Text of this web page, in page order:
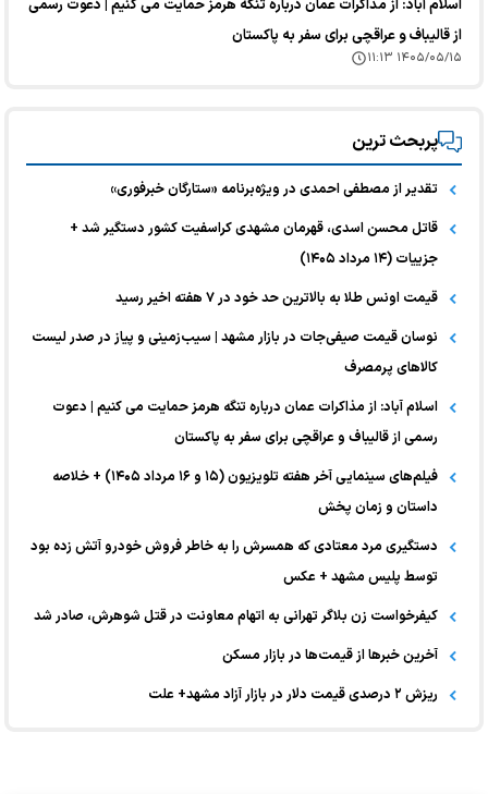
اسلام آباد: از مذاکرات عمان درباره تنگه هرمز حمایت می کنیم | دعوت رسمی
از قالیباف و عراقچی برای سفر به پاکستان
۱۴۰۵/۰۵/۱۵ ۱۱:۱۳
پربحث ترین
تقدیر از مصطفی احمدی در ویژه‌برنامه «ستارگان خبرفوری»
قاتل محسن اسدی، قهرمان مشهدی کراسفیت کشور دستگیر شد +
جزییات (۱۴ مرداد ۱۴۰۵)
قیمت اونس طلا به بالاترین حد خود در ۷ هفته اخیر رسید
نوسان قیمت صیفی‌جات در بازار مشهد | سیب‌زمینی و پیاز در صدر لیست
کالا‌های پرمصرف
اسلام آباد: از مذاکرات عمان درباره تنگه هرمز حمایت می کنیم | دعوت
رسمی از قالیباف و عراقچی برای سفر به پاکستان
فیلم‌های سینمایی آخر هفته تلویزیون (۱۵ و ۱۶ مرداد ۱۴۰۵) + خلاصه
داستان و زمان پخش
دستگیری مرد معتادی که همسرش را به خاطر فروش خودرو آتش زده بود
توسط پلیس مشهد + عکس
کیفرخواست زن بلاگر تهرانی به اتهام معاونت در قتل شوهرش، صادر شد
آخرین خبر‌ها از قیمت‌ها در بازار مسکن
ریزش ۲ درصدی قیمت دلار در بازار آزاد مشهد+ علت